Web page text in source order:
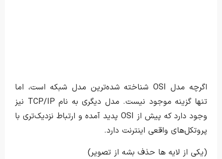
اگرچه مدل OSI شناخته شده‌ترین مدل شبکه است، اما
تنها گزینه موجود نیست. مدل دیگری به نام TCP/IP نیز
وجود دارد که پیش از OSI پدید آمده و ارتباط نزدیک‌تری با
پروتکل‌های واقعی اینترنت دارد.
(یکی از لایه ها حذف بشه از تصویر)